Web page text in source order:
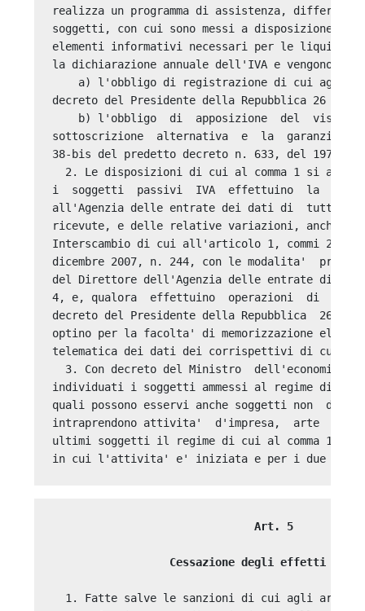
realizza un programma di assistenza,
soggetti, con cui sono messi a disposizione,
elementi informativi necessari per le
la dichiarazione annuale dell'IVA e vengono
a) l'obbligo di registrazione di cui agli
decreto del Presidente della Repubblica 26
b) l'obbligo  di  apposizione  del  visto
sottoscrizione  alternativa  e  la  garanzia
38-bis del predetto decreto n. 633, del 1972.
2. Le disposizioni di cui al comma 1 si
i  soggetti  passivi  IVA  effettuino  la
all'Agenzia delle entrate dei dati di  tutte  le
ricevute, e delle relative variazioni, anche
Interscambio di cui all'articolo 1, commi 211
dicembre 2007, n. 244, con le modalita'
del Direttore dell'Agenzia delle entrate di cui
4, e, qualora  effettuino  operazioni  di
decreto del Presidente della Repubblica  26
optino per la facolta' di memorizzazione
telematica dei dati dei corrispettivi di cui
3. Con decreto del Ministro  dell'economia  e
individuati i soggetti ammessi al regime di
quali possono esservi anche soggetti non  di
intraprendono attivita'  d'impresa,  arte  o
ultimi soggetti il regime di cui al comma 1 si
                               Art. 5
Cessazione degli effetti
1. Fatte salve le sanzioni di cui agli